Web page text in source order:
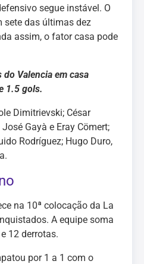
segue instável. O
sete das últimas dez
assim, o fator casa pode
Valencia em casa
1.5 gols.
Dimitrievski; César
Gayà e Eray Cömert;
Rodríguez; Hugo Duro,
na 10ª colocação da La
A equipe soma
12 derrotas.
por 1 a 1 com o